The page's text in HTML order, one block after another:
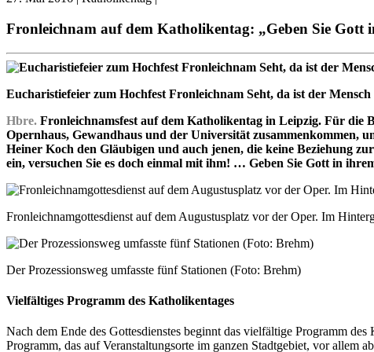
Fronleichnam auf dem Katholikentag: „Geben Sie Gott
Eucharistiefeier zum Hochfest Fronleichnam Seht, da ist der
Hbre. Fronleichnamsfest auf dem Katholikentag in Leipzig. Für die
Opernhaus, Gewandhaus und der Universität zusammenkommen,
Heiner Koch den Gläubigen und auch jenen, die keine Beziehung
ein, versuchen Sie es doch einmal mit ihm! … Geben Sie Gott in
Fronleichnamgottesdienst auf dem Augustusplatz vor der Oper. Im
Der Prozessionsweg umfasste fünf Stationen (Foto: Brehm)
Vielfältiges Programm des Katholikentages
Nach dem Ende des Gottesdienstes beginnt das vielfältige Programm
Programm, das auf Veranstaltungsorte im ganzen Stadtgebiet, vor allem